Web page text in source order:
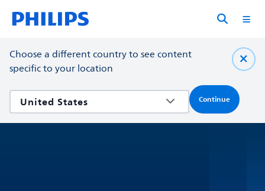
Choose a different country to see content
specific to your location
Continue